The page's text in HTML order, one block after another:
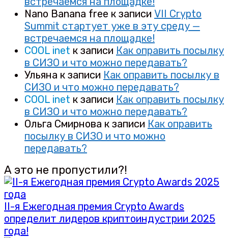
Nano Banana free к записи VII Crypto
Summit стартует уже в эту среду —
встречаемся на площадке!
COOL inet к записи Как оправить посылку
в СИЗО и что можно передавать?
Ульяна к записи Как оправить посылку в
СИЗО и что можно передавать?
COOL inet к записи Как оправить посылку
в СИЗО и что можно передавать?
Ольга Смирнова к записи Как оправить
посылку в СИЗО и что можно
передавать?
А это не пропустили?!
II-я Ежегодная премия Crypto Awards
определит лидеров криптоиндустрии 2025
года!